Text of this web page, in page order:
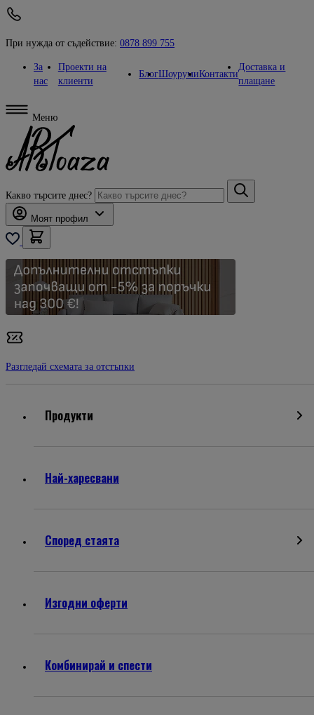
При нужда от съдействие: 0878 899 755
За
нас
Проекти на
клиенти
БлогШоурумиКонтакти
Доставка и
плащане
Меню
Какво търсите днес?
Моят профил
Разгледай схемата за отстъпки
Продукти
Най-харесвани
Според стаята
Изгодни оферти
Комбинирай и спести